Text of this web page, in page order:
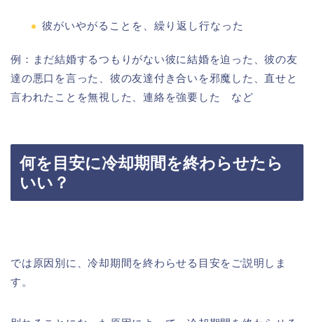
彼がいやがることを、繰り返し行なった
例：まだ結婚するつもりがない彼に結婚を迫った、彼の友
達の悪口を言った、彼の友達付き合いを邪魔した、直せと
言われたことを無視した、連絡を強要した など
何を目安に冷却期間を終わらせたら
いい？
では原因別に、冷却期間を終わらせる目安をご説明しま
す。